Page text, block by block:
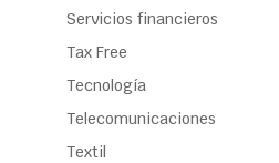
Servicios financieros
Tax Free
Tecnología
Telecomunicaciones
Textil